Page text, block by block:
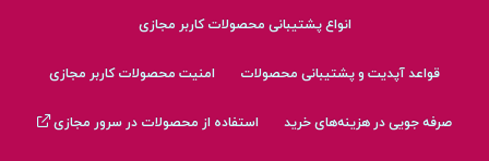
انواع پشتیبانی محصولات کاربر مجازی
قواعد آپدیت و پشتیبانی محصولات امنیت محصولات کاربر مجازی
صرفه جویی در هزینه‌های خرید استفاده از محصولات در سرور مجازی